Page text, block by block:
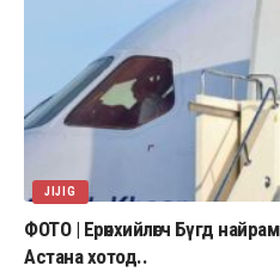
JIJIG
ФОТО | Ерөнхийлөгч Бүгд
Астана хотод..